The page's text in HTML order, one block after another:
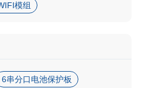
模组
6串分口电池保护板